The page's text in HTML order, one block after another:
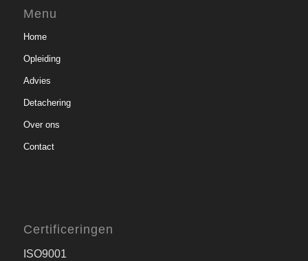
Menu
Home
Opleiding
Advies
Detachering
Over ons
Contact
Certificeringen
ISO9001